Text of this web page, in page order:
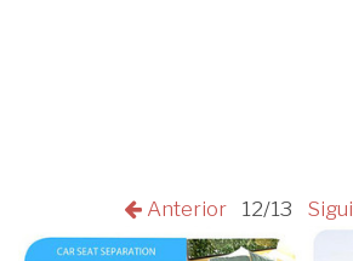
Anterior 12/13